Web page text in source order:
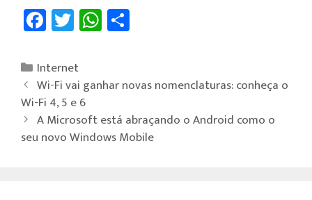
Fa
ce
b
o
ok
T
wi
tt
er
W
h
sA
p
p
Internet
Wi-Fi vai ganhar novas nomenclaturas: conheça o
Wi-Fi 4, 5 e 6
A Microsoft está abraçando o Android como o
seu novo Windows Mobile